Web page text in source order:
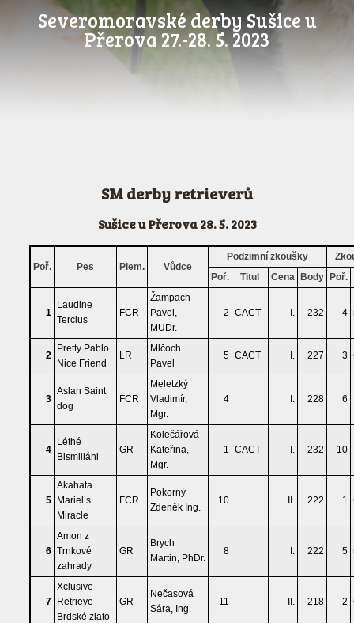
Severomoravské derby Sušice u
Přerova 27.-28. 5. 2023
SM derby retrieverů
Sušice u Přerova 28. 5. 2023
Poř. Pes Plem. Vůdce
Podzimní zkoušky
Poř.
Titul Cena Body Poř.
1
Laudine
Tercius
FCR
Žampach
Pavel,
MUDr.
2 CACT I. 232 4
2
Pretty Pablo
Nice Friend
LR
Mlčoch
Pavel
5 CACT I. 227 3
3
Aslan Saint
dog
FCR
Meletzký
Vladimír,
Mgr.
4 I. 228 6
4
Léthé
Bismilláhi
GR
Kolečářová
Kateřina,
Mgr.
1 CACT I. 232 10
5
Akahata
Mariel’s
Miracle
FCR
Pokorný
Zdeněk Ing.
10 II. 222 1
6
Amon z
Trnkové
zahrady
GR
Brych
Martin, PhDr.
8 I. 222 5
7
Xclusive
Retrieve
Brdské zlato
GR
Nečasová
Sára, Ing.
11 II. 218 2